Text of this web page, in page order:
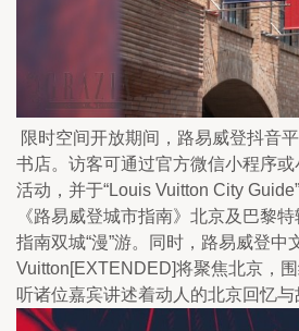
限时空间开放期间，路易威登抖音
书店。访客可通过官方微信小程序
活动，并于“Louis Vuitton City
《路易威登城市指南》北京及巴黎
指南双城“漫”游。同时，路易威登中
Vuitton[EXTENDED]将聚焦北京，
听诸位嘉宾讲述着动人的北京回忆与